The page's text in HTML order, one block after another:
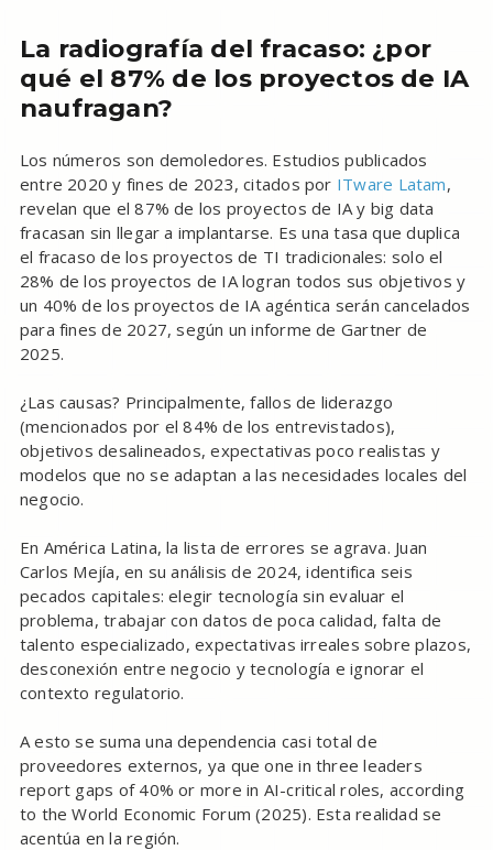
La radiografía del fracaso: ¿por
qué el 87% de los proyectos de IA
naufragan?
Los números son demoledores. Estudios publicados
entre 2020 y fines de 2023, citados por ITware Latam,
revelan que el 87% de los proyectos de IA y big data
fracasan sin llegar a implantarse. Es una tasa que duplica
el fracaso de los proyectos de TI tradicionales: solo el
28% de los proyectos de IA logran todos sus objetivos y
un 40% de los proyectos de IA agéntica serán cancelados
para fines de 2027, según un informe de Gartner de
2025.
¿Las causas? Principalmente, fallos de liderazgo
(mencionados por el 84% de los entrevistados),
objetivos desalineados, expectativas poco realistas y
modelos que no se adaptan a las necesidades locales del
negocio.
En América Latina, la lista de errores se agrava. Juan
Carlos Mejía, en su análisis de 2024, identifica seis
pecados capitales: elegir tecnología sin evaluar el
problema, trabajar con datos de poca calidad, falta de
talento especializado, expectativas irreales sobre plazos,
desconexión entre negocio y tecnología e ignorar el
contexto regulatorio.
A esto se suma una dependencia casi total de
proveedores externos, ya que one in three leaders
report gaps of 40% or more in AI-critical roles, according
to the World Economic Forum (2025). Esta realidad se
acentúa en la región.